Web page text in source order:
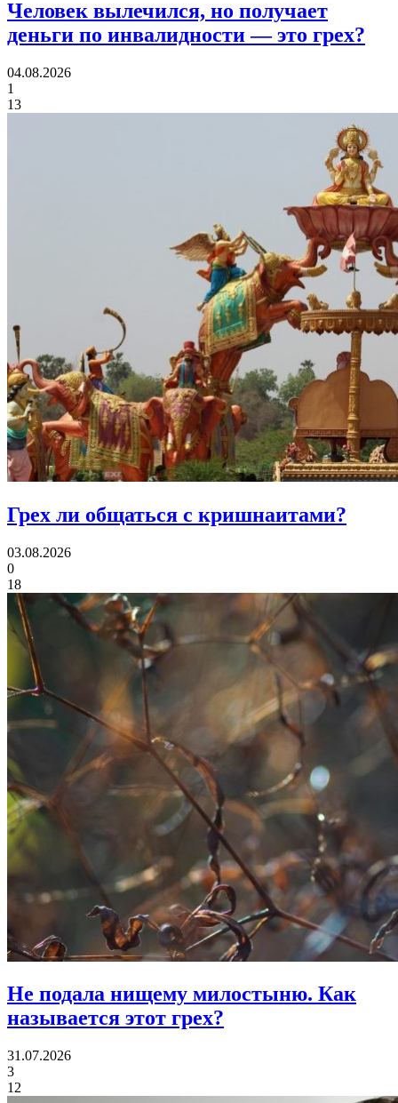
Человек вылечился, но получает
деньги по инвалидности— это грех?
04.08.2026
1
13
Грех ли общаться с кришнаитами?
03.08.2026
0
18
Не подала нищему милостыню. Как
называется этот грех?
31.07.2026
3
12